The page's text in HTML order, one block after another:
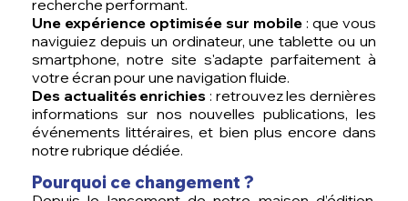
recherche performant.
Une expérience optimisée sur mobile : que vous
naviguiez depuis un ordinateur, une tablette ou un
smartphone, notre site s'adapte parfaitement à
votre écran pour une navigation fluide.
Des actualités enrichies : retrouvez les dernières
informations sur nos nouvelles publications, les
événements littéraires, et bien plus encore dans
notre rubrique dédiée.
Pourquoi ce changement ?